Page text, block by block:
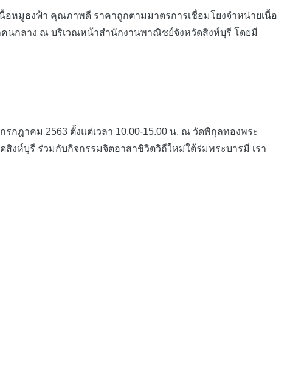
หมูธงฟ้า คุณภาพดี ราคาถูกตามมาตรการเชื่อมโยงจำหน่ายเนื้อ
นกลาง ณ บริเวณหน้าสำนักงานพาณิชย์จังหวัดสิงห์บุรี โดยมี
าคม 2563 ตั้งแต่เวลา 10.00-15.00 น. ณ วัดพิกุลทองพระ
งห์บุรี ร่วมกับกิจกรรมจิตอาสาชิวิตวิถีใหม่ใต้ร่มพระบารมี เรา